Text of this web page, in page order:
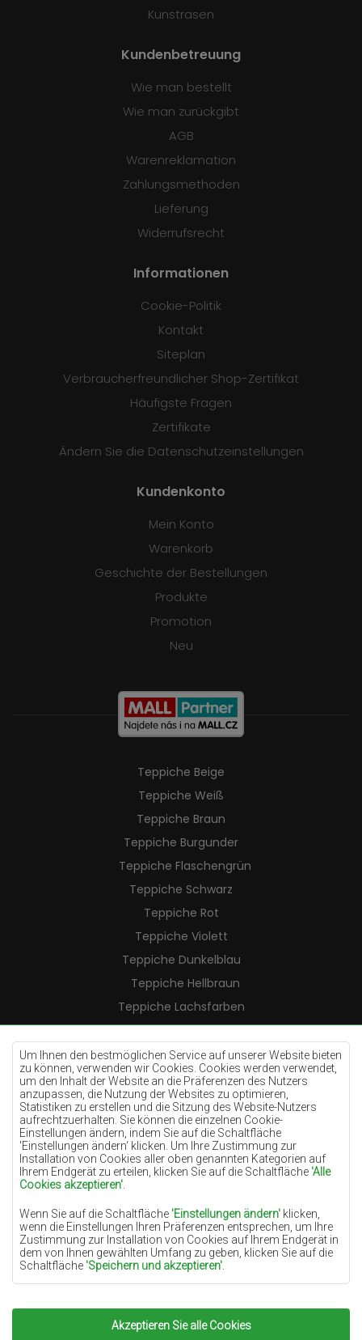
Um Ihnen den bestmöglichen Service auf unserer Website bieten
zu können, verwenden wir Cookies. Cookies werden verwendet,
um den Inhalt der Website an die Präferenzen des Nutzers
anzupassen, die Nutzung der Websites zu optimieren,
Statistiken zu erstellen und die Sitzung des Website-Nutzers
aufrechtzuerhalten. Sie können die einzelnen Cookie-
Einstellungen ändern, indem Sie auf die Schaltfläche
'Einstellungen ändern‘ klicken. Um Ihre Zustimmung zur
Installation von Cookies aller oben genannten Kategorien auf
Ihrem Endgerät zu erteilen, klicken Sie auf die Schaltfläche 'Alle
Cookies akzeptieren'
Wenn Sie auf die Schaltfläche 'Einstellungen ändern' klicken,
wenn die Einstellungen Ihren Präferenzen entsprechen, um Ihre
Zustimmung zur Installation von Cookies auf Ihrem Endgerät in
dem von Ihnen gewählten Umfang zu geben, klicken Sie auf die
Schaltfläche 'Speichern und akzeptieren'
Grundlage für die Verarbeitung das berechtigte Interesse des
Datenverwalters (TEPPICHECHEMEX) oder Dritter in Form der
Bereitstellung qualitativ hochwertiger Dienste auf unserer
Akzeptieren Sie alle Cookies
Kunstrasen
Kundenbetreuung
Wie man bestellt
Wie man zurückgibt
AGB
Warenreklamation
Zahlungsmethoden
Lieferung
Widerrufsrecht
Informationen
Cookie-Politik
Kontakt
Siteplan
Verbraucherfreundlicher Shop-Zertifikat
Häufigste Fragen
Zertifikate
Ändern Sie die Datenschutzeinstellungen
Kundenkonto
Mein Konto
Warenkorb
Geschichte der Bestellungen
Produkte
Promotion
Neu
Teppiche Beige
Teppiche Weiß
Teppiche Braun
Teppiche Burgunder
Teppiche Flaschengrün
Teppiche Schwarz
Teppiche Rot
Teppiche Violett
Teppiche Dunkelblau
Teppiche Hellbraun
Teppiche Lachsfarben
Teppiche Cremefarben
Teppiche Lilac
Teppiche Gelb
Teppiche Pfefferminz
Teppiche Blau
Teppiche Orange
Teppiche Rosa
Teppiche Terrakotte
Teppiche Grün
Teppiche Golden
Copyright 2022Teppiche Chemex.Alle Rechte